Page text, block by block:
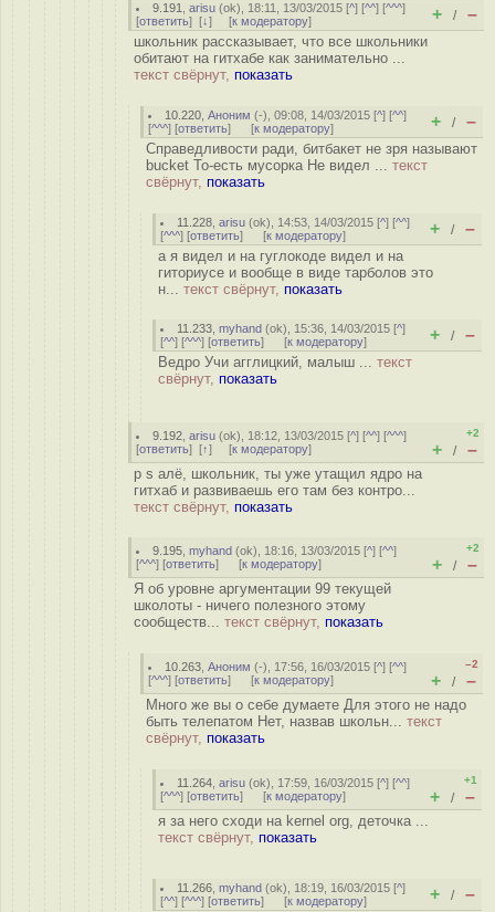
9.191 ,arisu (ok), 18:11, 13/03/2015 [^] [^^] [^^^]
[ответить] [↓] [к модератору] + / –
школьник рассказывает, что все школьники
обитают на гитхабе как занимательно ...
текст свёрнут, показать
10.220 ,Аноним (-), 09:08, 14/03/2015 [^] [^^]
[^^^] [ответить] [к модератору] + / –
Справедливости ради, битбакет не зря называют
bucket То-есть мусорка Не видел ... текст
свёрнут, показать
11.228 ,arisu (ok), 14:53, 14/03/2015 [^] [^^]
[^^^] [ответить] [к модератору] + / –
а я видел и на гуглокоде видел и на
гиториусе и вообще в виде тарболов это
н... текст свёрнут, показать
11.233 ,myhand (ok), 15:36, 14/03/2015 [^]
[^^] [^^^] [ответить] [к модератору] + / –
Ведро Учи агглицкий, малыш ... текст
свёрнут, показать
9.192 ,arisu (ok), 18:12, 13/03/2015 [^] [^^] [^^^]
[ответить] [↑] [к модератору]
+2
+ / –
p s алё, школьник, ты уже утащил ядро на
гитхаб и развиваешь его там без контро...
текст свёрнут, показать
9.195 ,myhand (ok), 18:16, 13/03/2015 [^] [^^]
[^^^] [ответить] [к модератору]
+2
+ / –
Я об уровне аргументации 99 текущей
школоты - ничего полезного этому
сообществ... текст свёрнут, показать
10.263 ,Аноним (-), 17:56, 16/03/2015 [^] [^^]
[^^^] [ответить] [к модератору]
–2
+ / –
Много же вы о себе думаете Для этого не надо
быть телепатом Нет, назвав школьн... текст
свёрнут, показать
11.264 ,arisu (ok), 17:59, 16/03/2015 [^] [^^]
[^^^] [ответить] [к модератору]
+1
+ / –
я за него сходи на kernel org, деточка ...
текст свёрнут, показать
11.266 ,myhand (ok), 18:19, 16/03/2015 [^]
[^^] [^^^] [ответить] [к модератору] + / –